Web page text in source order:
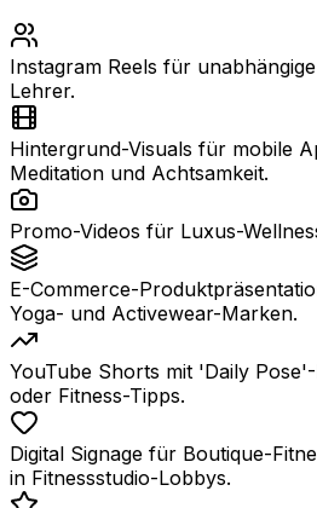
Instagram Reels für
Lehrer.
Hintergrund-Visuals für mobile
Meditation und Achtsamkeit.
Promo-Videos für Luxus-
E-Commerce-
Yoga- und Activewear-Marken.
YouTube Shorts mit 'Daily
oder Fitness-Tipps.
Digital Signage für Boutique-
in Fitnessstudio-Lobbys.